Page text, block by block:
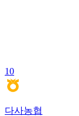
10
다사농협